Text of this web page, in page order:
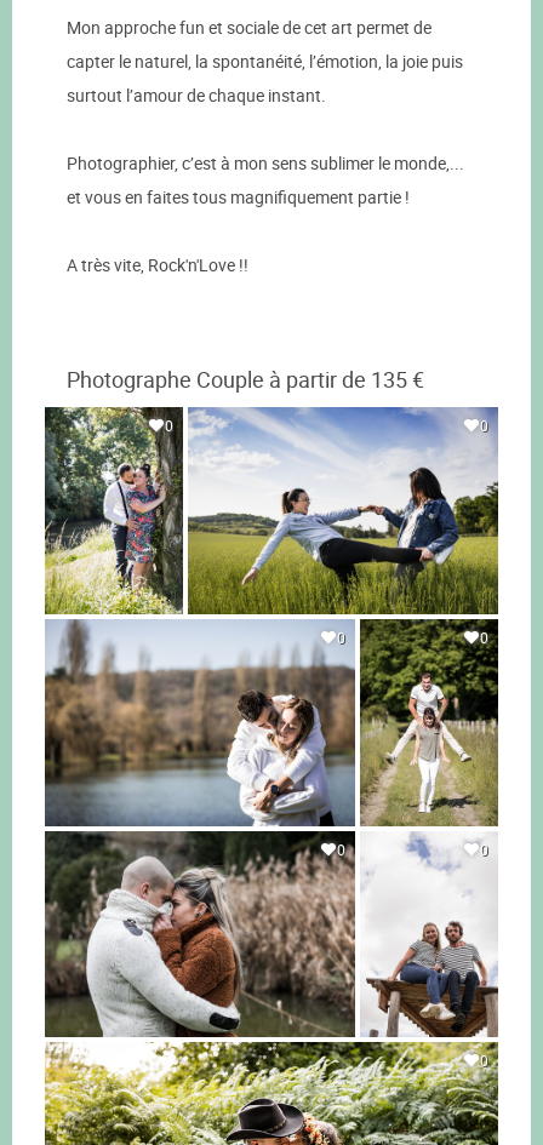
Mon approche fun et sociale de cet art permet de
capter le naturel, la spontanéité, l’émotion, la joie puis
surtout l’amour de chaque instant.
Photographier, c’est à mon sens sublimer le monde,...
et vous en faites tous magnifiquement partie !
A très vite, Rock'n'Love !!
Photographe Couple à partir de 135 €
0 0
0 0
0 0
0